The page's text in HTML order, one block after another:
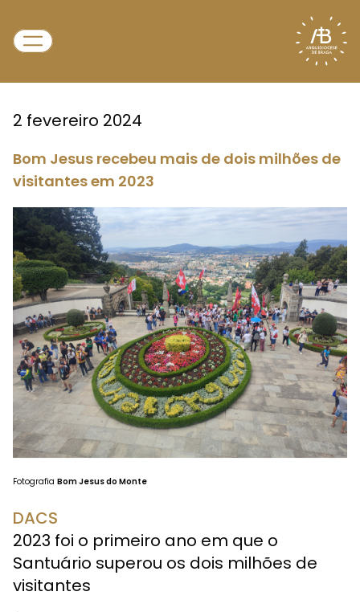
2 fevereiro 2024
Bom Jesus recebeu mais de dois milhões de
visitantes em 2023
Fotografia Bom Jesus do Monte
DACS
2023 foi o primeiro ano em que o
Santuário superou os dois milhões de
visitantes